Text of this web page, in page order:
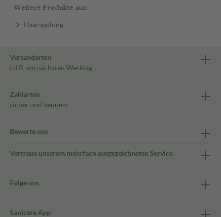
Weitere Produkte aus:
Haarspülung
Versandarten
i.d.R. am nächsten Werktag
Zahlarten
sicher und bequem
Bewerte uns
Vertraue unserem mehrfach ausgezeichneten Service
Folge uns
Sanicare App